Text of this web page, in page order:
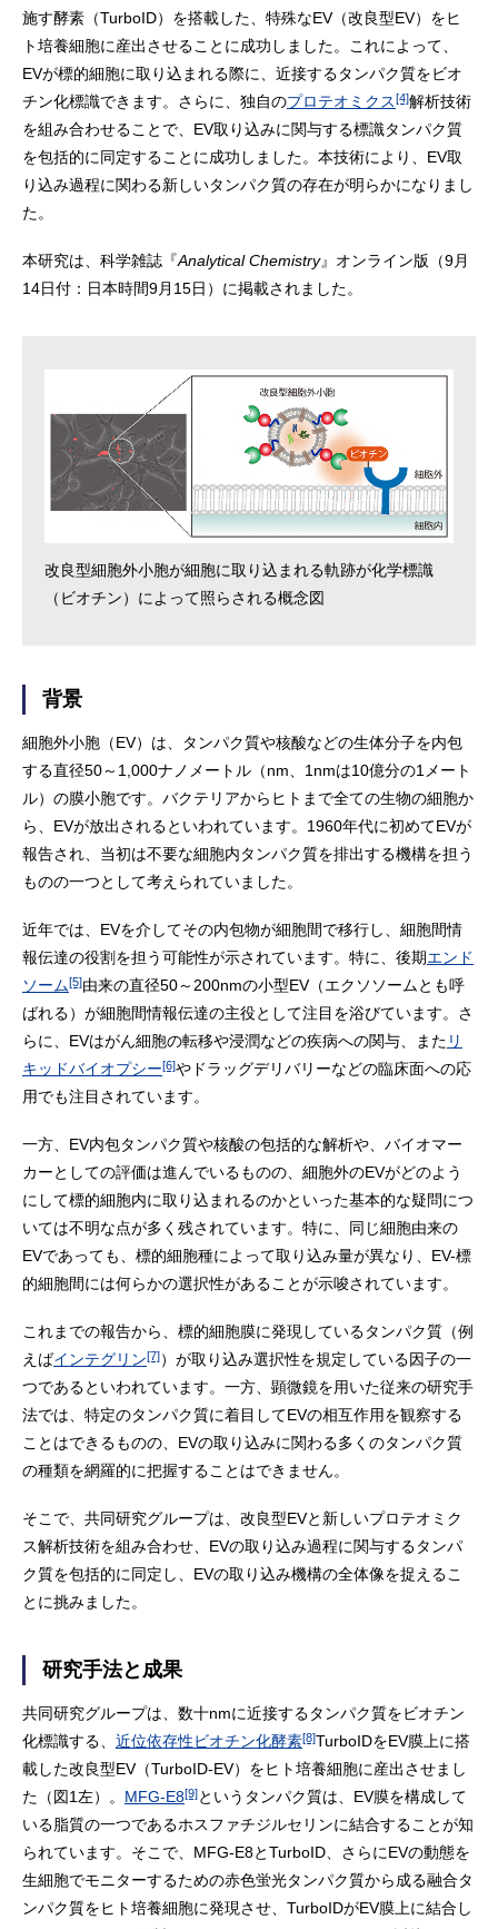
施す酵素（TurboID）を搭載した、特殊なEV（改良型EV）をヒ
ト培養細胞に産出させることに成功しました。これによって、
EVが標的細胞に取り込まれる際に、近接するタンパク質をビオ
チン化標識できます。さらに、独自のプロテオミクス[4]解析技術
を組み合わせることで、EV取り込みに関与する標識タンパク質
を包括的に同定することに成功しました。本技術により、EV取
り込み過程に関わる新しいタンパク質の存在が明らかになりまし
た。
本研究は、科学雑誌『Analytical Chemistry』オンライン版（9月
14日付：日本時間9月15日）に掲載されました。
改良型細胞外小胞が細胞に取り込まれる軌跡が化学標識
（ビオチン）によって照らされる概念図
背景
細胞外小胞（EV）は、タンパク質や核酸などの生体分子を内包
する直径50～1,000ナノメートル（nm、1nmは10億分の1メート
ル）の膜小胞です。バクテリアからヒトまで全ての生物の細胞か
ら、EVが放出されるといわれています。1960年代に初めてEVが
報告され、当初は不要な細胞内タンパク質を排出する機構を担う
ものの一つとして考えられていました。
近年では、EVを介してその内包物が細胞間で移行し、細胞間情
報伝達の役割を担う可能性が示されています。特に、後期エンド
ソーム[5]由来の直径50～200nmの小型EV（エクソソームとも呼
ばれる）が細胞間情報伝達の主役として注目を浴びています。さ
らに、EVはがん細胞の転移や浸潤などの疾病への関与、また リ
キッドバイオプシー[6]やドラッグデリバリーなどの臨床面への応
用でも注目されています。
一方、EV内包タンパク質や核酸の包括的な解析や、バイオマー
カーとしての評価は進んでいるものの、細胞外のEVがどのよう
にして標的細胞内に取り込まれるのかといった基本的な疑問につ
いては不明な点が多く残されています。特に、同じ細胞由来の
EVであっても、標的細胞種によって取り込み量が異なり、EV-標
的細胞間には何らかの選択性があることが示唆されています。
これまでの報告から、標的細胞膜に発現しているタンパク質（例
えばインテグリン[7]）が取り込み選択性を規定している因子の一
つであるといわれています。一方、顕微鏡を用いた従来の研究手
法では、特定のタンパク質に着目してEVの相互作用を観察する
ことはできるものの、EVの取り込みに関わる多くのタンパク質
の種類を網羅的に把握することはできません。
そこで、共同研究グループは、改良型EVと新しいプロテオミク
ス解析技術を組み合わせ、EVの取り込み過程に関与するタンパ
ク質を包括的に同定し、EVの取り込み機構の全体像を捉えるこ
とに挑みました。
研究手法と成果
共同研究グループは、数十nmに近接するタンパク質をビオチン
化標識する、 近位依存性ビオチン化酵素[8]TurboIDをEV膜上に搭
載した改良型EV（TurboID-EV）をヒト培養細胞に産出させまし
た（図1左）。 MFG-E8[9]というタンパク質は、EV膜を構成して
いる脂質の一つであるホスファチジルセリンに結合することが知
られています。そこで、MFG-E8とTurboID、さらにEVの動態を
生細胞でモニターするための赤色蛍光タンパク質から成る融合タ
ンパク質をヒト培養細胞に発現させ、TurboIDがEV膜上に結合し